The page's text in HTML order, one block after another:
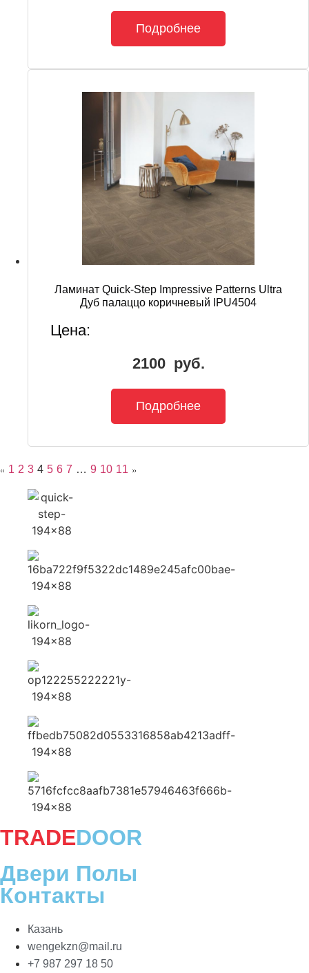
Подробнее
Ламинат Quick-Step Impressive Patterns Ultra
Дуб палаццо коричневый IPU4504
Цена:
2100 руб.
Подробнее
1 2 3 4 5 6 7 … 9 10 11
TRADEDOOR
Двери Полы
Контакты
Казань
wengekzn@mail.ru
+7 987 297 18 50